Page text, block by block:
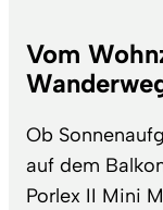
Vom
Ob
auf dem
Porlex II Mini